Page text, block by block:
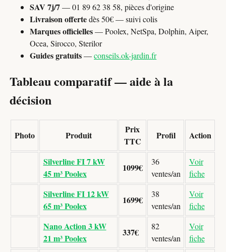
SAV 7j/7— 01 89 62 38 58, pièces d'origine
Livraison offertedès 50€ — suivi colis
Marques officielles— Poolex, NetSpa, Dolphin, Aiper,
Ocea, Sirocco, Sterilor
Guides gratuits—conseils.ok-jardin.fr
Tableau comparatif — aide à la
décision
Photo Produit
Prix
TTC
Profil Action
Silverline FI 7 kW
45 m³ Poolex
1099€
36
ventes/an
Voir
fiche
Silverline FI 12 kW
65 m³ Poolex
1699€
38
ventes/an
Voir
fiche
Nano Action 3 kW
21 m³ Poolex
337€
82
ventes/an
Voir
fiche